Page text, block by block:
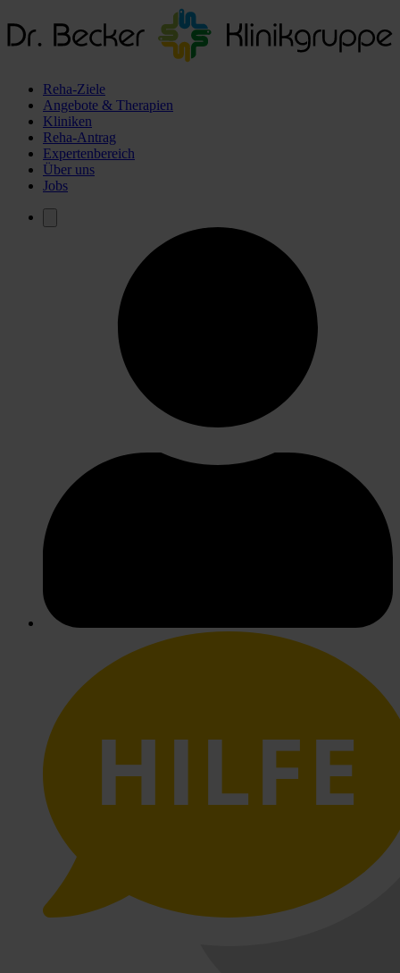
Reha-Ziele
Angebote & Therapien
Kliniken
Reha-Antrag
Expertenbereich
Über uns
Jobs
HILFE